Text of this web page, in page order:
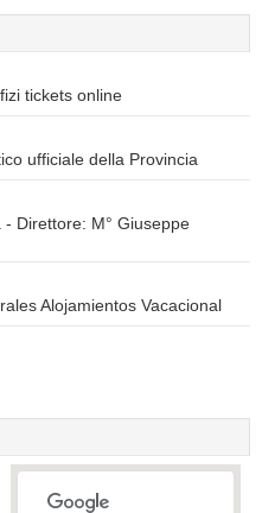
tickets online
ufficiale della Provincia
Direttore: M° Giuseppe
Alojamientos Vacacional